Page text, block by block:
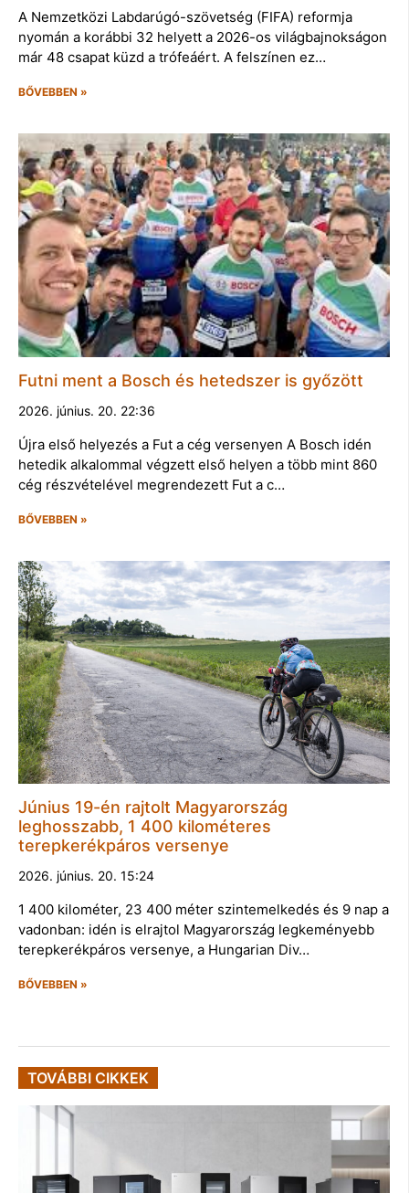
A Nemzetközi Labdarúgó-szövetség (FIFA) reformja
nyomán a korábbi 32 helyett a 2026-os világbajnokságon
már 48 csapat küzd a trófeáért. A felszínen ez…
BŐVEBBEN »
Futni ment a Bosch és hetedszer is győzött
2026. június. 20. 22:36
Újra első helyezés a Fut a cég versenyen A Bosch idén
hetedik alkalommal végzett első helyen a több mint 860
cég részvételével megrendezett Fut a c…
BŐVEBBEN »
Június 19-én rajtolt Magyarország
leghosszabb, 1 400 kilométeres
terepkerékpáros versenye
2026. június. 20. 15:24
1 400 kilométer, 23 400 méter szintemelkedés és 9 nap a
vadonban: idén is elrajtol Magyarország legkeményebb
terepkerékpáros versenye, a Hungarian Div…
BŐVEBBEN »
TOVÁBBI CIKKEK